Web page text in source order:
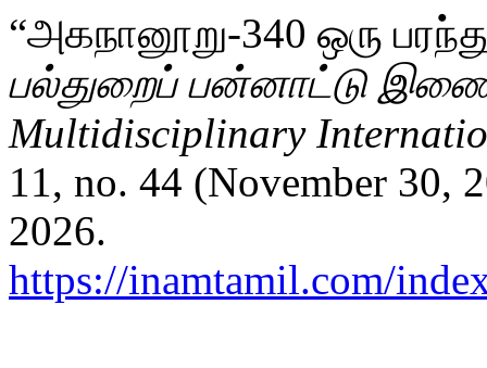
“அகநானூறு-340 ஒரு
பல்துறைப் பன்னாட்டு
Multidisciplinary
11, no. 44 (November 30,
2026.
https://inamtamil.com/